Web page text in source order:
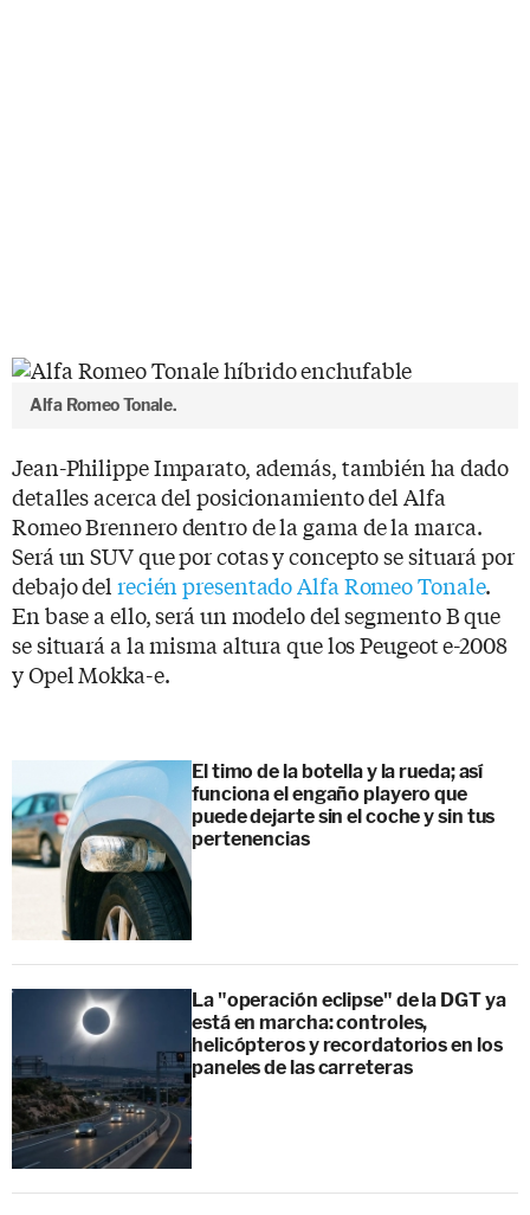
Alfa Romeo Tonale.
Jean-Philippe Imparato, además, también ha dado
detalles acerca del posicionamiento del Alfa
Romeo Brennero dentro de la gama de la marca.
Será un SUV que por cotas y concepto se situará por
debajo del recién presentado Alfa Romeo Tonale.
En base a ello, será un modelo del segmento B que
se situará a la misma altura que los Peugeot e-2008
y Opel Mokka-e.
El timo de la botella y la rueda; así
funciona el engaño playero que
puede dejarte sin el coche y sin tus
pertenencias
La "operación eclipse" de la DGT ya
está en marcha: controles,
helicópteros y recordatorios en los
paneles de las carreteras